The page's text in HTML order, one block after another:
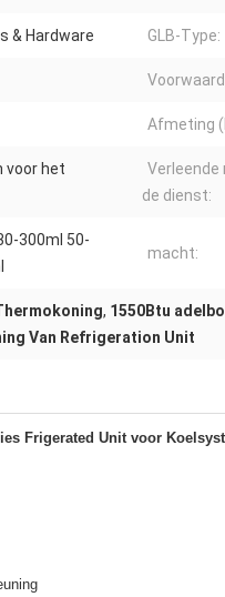
& Hardware GLB-Type:
Afmeting
voor het
Verleende
de dienst:
300ml 50-
macht:
, 1550Btu
Van Refrigeration Unit
Frigerated Unit voor